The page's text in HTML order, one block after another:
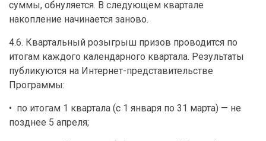
суммы, обнуляется. В следующем квартале
накопление начинается заново.
4.6. Квартальный розыгрыш призов проводится по
итогам каждого календарного квартала. Результаты
публикуются на Интернет-представительстве
Программы:
• по итогам 1 квартала (с 1 января по 31 марта) — не
позднее 5 апреля;